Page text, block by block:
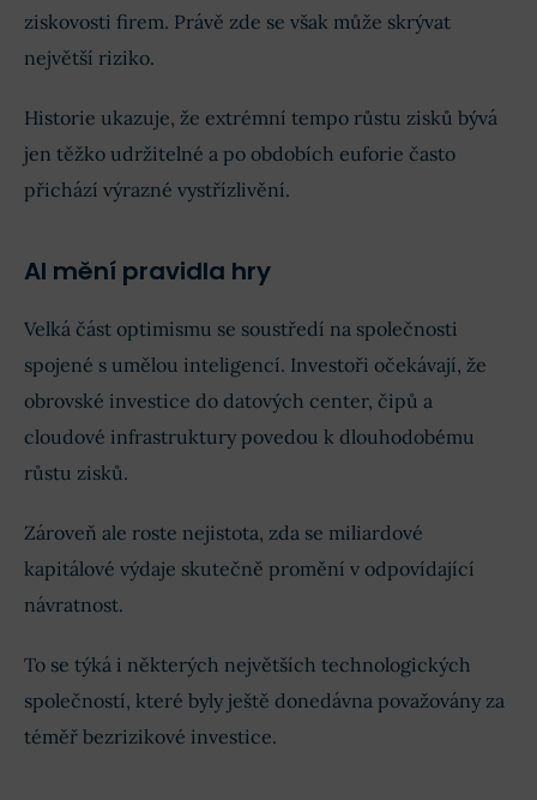
ziskovosti firem. Právě zde se však může skrývat
největší riziko.
Historie ukazuje, že extrémní tempo růstu zisků bývá
jen těžko udržitelné a po obdobích euforie často
přichází výrazné vystřízlivění.
AI mění pravidla hry
Velká část optimismu se soustředí na společnosti
spojené s umělou inteligencí. Investoři očekávají, že
obrovské investice do datových center, čipů a
cloudové infrastruktury povedou k dlouhodobému
růstu zisků.
Zároveň ale roste nejistota, zda se miliardové
kapitálové výdaje skutečně promění v odpovídající
návratnost.
To se týká i některých největších technologických
společností, které byly ještě donedávna považovány za
téměř bezrizikové investice.